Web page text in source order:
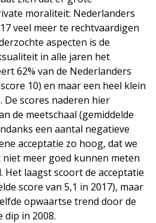
moraliteit: Nederlanders
veel meer te rechtvaardigen
aspecten is de
in alle jaren het
62% van de Nederlanders
10) en maar een heel klein
De scores naderen hier
de meetschaal (gemiddelde
een aantal negatieve
acceptatie zo hoog, dat we
meer goed kunnen meten
Het laagst scoort de acceptatie
score van 5,1 in 2017), maar
opwaartse trend door de
dip in 2008.